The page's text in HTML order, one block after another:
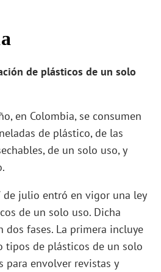
de plásticos de un solo
en Colombia, se consumen
de plástico, de las
de un solo uso, y
de julio entró en vigor una ley
de un solo uso. Dicha
fases. La primera incluye
tipos de plásticos de un solo
para envolver revistas y